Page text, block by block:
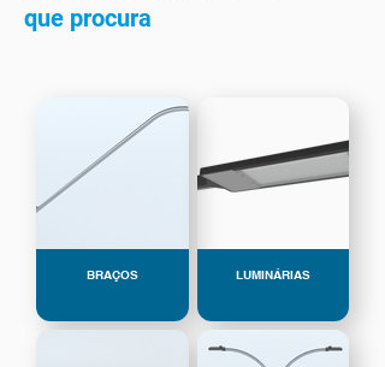
que procura
BRAÇOS LUMINÁRIAS